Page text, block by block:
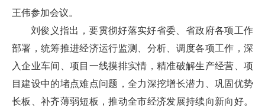
王伟参加会议。
刘俊义指出，要贯彻好落实好省委、省政府各项工作
部署，统筹推进经济运行监测、分析、调度各项工作，深
入企业车间、项目一线摸排实情，精准破解生产经营、项
目建设中的堵点难点问题，全力深挖增长潜力、巩固优势
长板、补齐薄弱短板，推动全市经济发展持续向新向好。